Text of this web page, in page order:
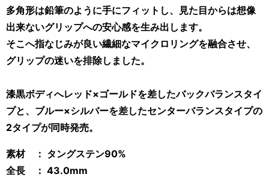
多角形は鉛筆のように手にフィットし、見た目からは想像
出来ないグリップへの安心感を生み出します。
そこへ指なじみが良い繊細なマイクロリングを融合させ、
グリップの迷いを排除しました。
漆黒ボディへレッド×ゴールドを差したバックバランスタイ
プと、ブルー×シルバーを差したセンターバランスタイプの
2タイプが同時発売。
素材 ： タングステン90%
全長 ： 43.0mm